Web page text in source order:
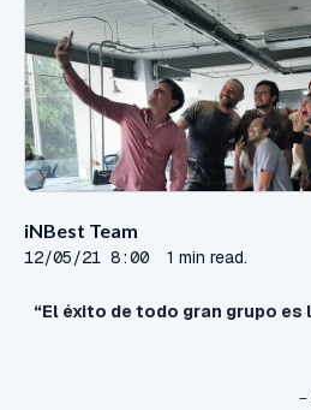
iNBest Team
12/05/21 8:00 1 min read.
“El éxito de todo gran grupo
–